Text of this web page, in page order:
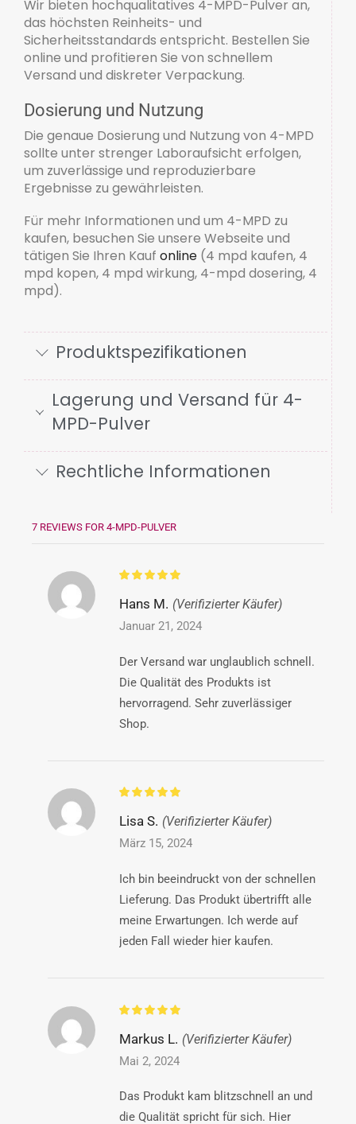
Wir bieten hochqualitatives 4-MPD-Pulver an,
das höchsten Reinheits- und
Sicherheitsstandards entspricht. Bestellen Sie
online und profitieren Sie von schnellem
Versand und diskreter Verpackung.
Dosierung und Nutzung
Die genaue Dosierung und Nutzung von 4-MPD
sollte unter strenger Laboraufsicht erfolgen,
um zuverlässige und reproduzierbare
Ergebnisse zu gewährleisten.
Für mehr Informationen und um 4-MPD zu
kaufen, besuchen Sie unsere Webseite und
tätigen Sie Ihren Kauf online (4 mpd kaufen, 4
mpd kopen, 4 mpd wirkung, 4-mpd dosering, 4
mpd).
Produktspezifikationen
Lagerung und Versand für 4-
MPD-Pulver
Rechtliche Informationen
7 REVIEWS FOR 4-MPD-PULVER
Hans M. (Verifizierter Käufer)
Januar 21, 2024
Der Versand war unglaublich schnell.
Die Qualität des Produkts ist
hervorragend. Sehr zuverlässiger
Shop.
Lisa S. (Verifizierter Käufer)
März 15, 2024
Ich bin beeindruckt von der schnellen
Lieferung. Das Produkt übertrifft alle
meine Erwartungen. Ich werde auf
jeden Fall wieder hier kaufen.
Markus L. (Verifizierter Käufer)
Mai 2, 2024
Das Produkt kam blitzschnell an und
die Qualität spricht für sich. Hier